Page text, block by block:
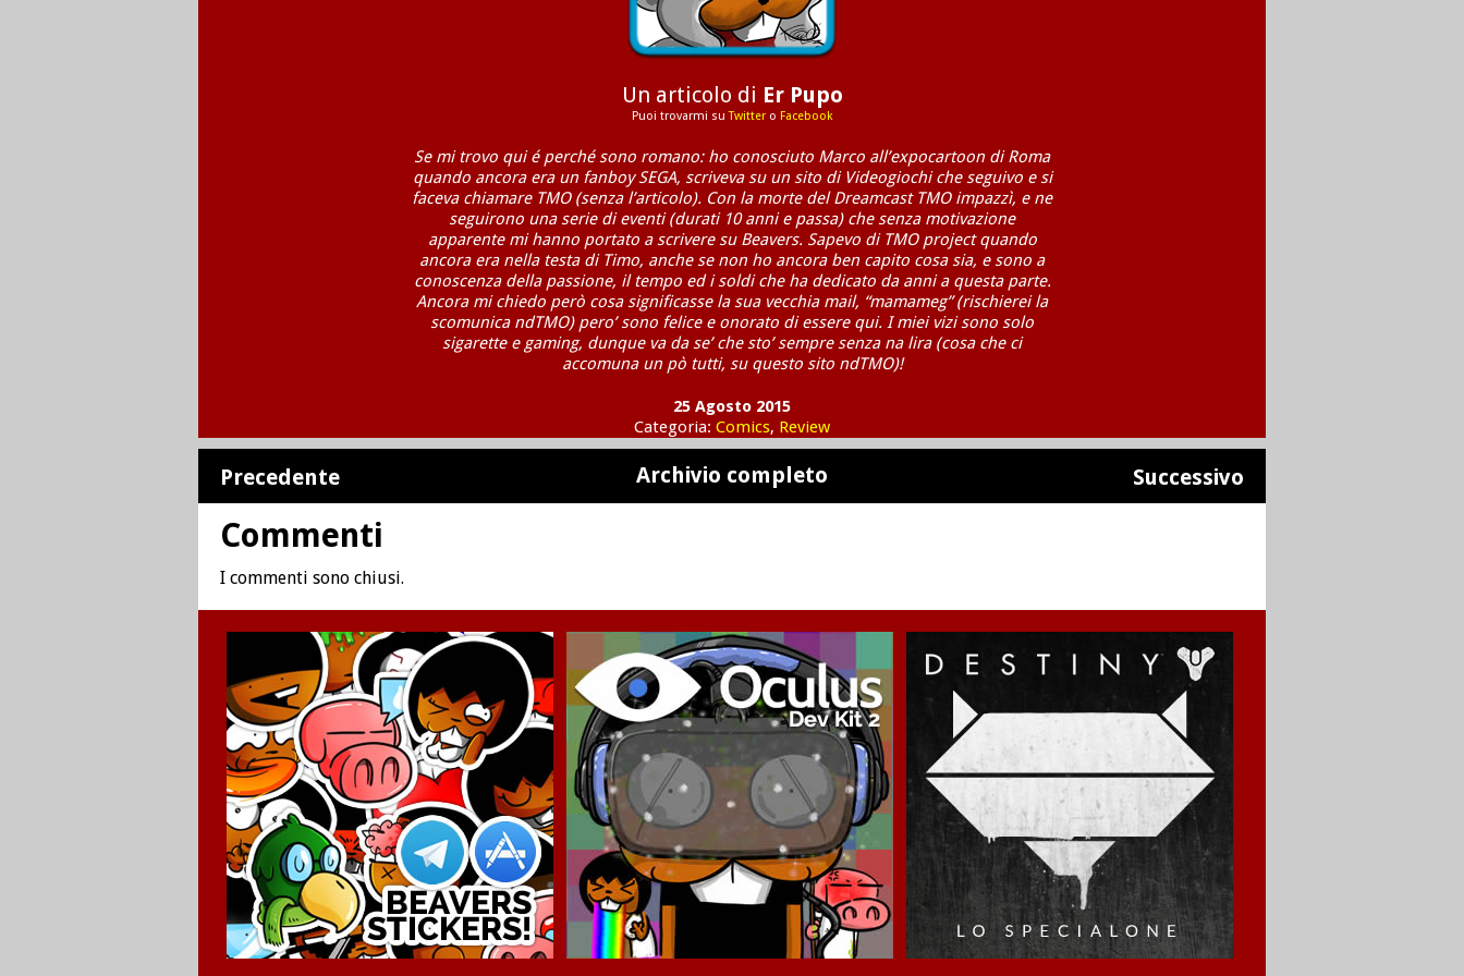
Un articolo di Er Pupo
Puoi trovarmi suTwittero Facebook
Se mi trovo qui é perché sono romano: ho conosciuto Marco all’expocartoon di Roma
quando ancora era un fanboy SEGA, scriveva su un sito di Videogiochi che seguivo e si
faceva chiamare TMO (senza l’articolo). Con la morte del Dreamcast TMO impazzì, e ne
seguirono una serie di eventi (durati 10 anni e passa) che senza motivazione
apparente mi hanno portato a scrivere su Beavers. Sapevo di TMO project quando
ancora era nella testa di Timo, anche se non ho ancora ben capito cosa sia, e sono a
conoscenza della passione, il tempo ed i soldi che ha dedicato da anni a questa parte.
Ancora mi chiedo però cosa significasse la sua vecchia mail, “mamameg” (rischierei la
scomunica ndTMO) pero’ sono felice e onorato di essere qui. I miei vizi sono solo
sigarette e gaming, dunque va da se’ che sto’ sempre senza na lira (cosa che ci
accomuna un pò tutti, su questo sito ndTMO)!
25 Agosto 2015
Categoria: Comics, Review
Precedente Archivio completo Successivo
Commenti
I commenti sono chiusi.